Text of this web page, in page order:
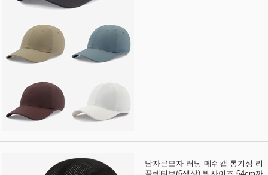
남자큰모자 러닝 메쉬캡 통기성 리